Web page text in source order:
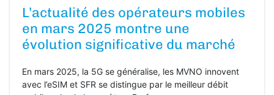
L’actualité des opérateurs mobiles
en mars 2025 montre une
évolution significative du marché
En mars 2025, la 5G se généralise, les MVNO innovent
avec l’eSIM et SFR se distingue par le meilleur débit